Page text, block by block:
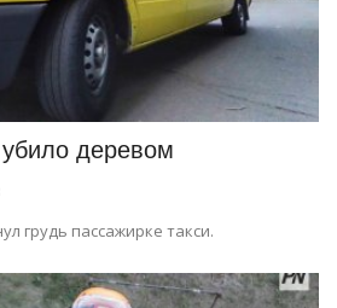
деревом
грудь пассажирке такси.